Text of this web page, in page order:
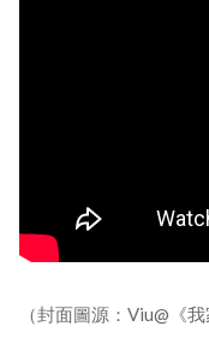
（封面圖源：Viu@《